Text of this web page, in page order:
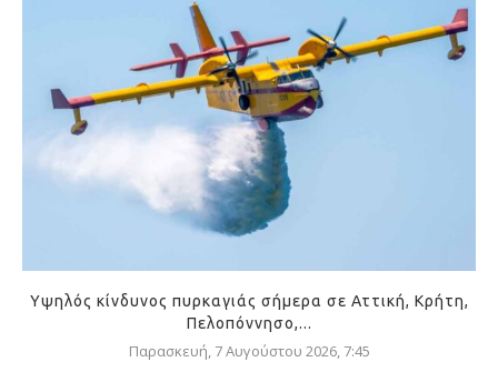
Υψηλός κίνδυνος πυρκαγιάς σήμερα σε Αττική, Κρήτη,
Πελοπόννησο,...
Παρασκευή, 7 Αυγούστου 2026, 7:45